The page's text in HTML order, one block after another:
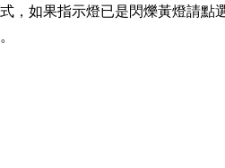
，如果指示燈已是閃爍黃燈請點